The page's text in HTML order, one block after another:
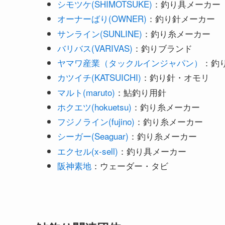
シモツケ(SHIMOTSUKE) ：釣り具メーカー
オーナーばり(OWNER) ：釣り針メーカー
サンライン(SUNLINE) ：釣り糸メーカー
バリバス(VARIVAS) ：釣りブランド
ヤマワ産業（タックルインジャパン）
：釣
カツイチ(KATSUICHI) ：釣り針・オモリ
マルト(maruto) ：鮎釣り用針
ホクエツ(hokuetsu) ：釣り糸メーカー
フジノライン(fujino) ：釣り糸メーカー
シーガー(Seaguar) ：釣り糸メーカー
エクセル(x-sell) ：釣り具メーカー
阪神素地：ウェーダー・タビ